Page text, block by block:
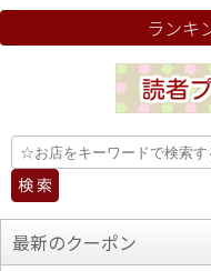
ランキ
最新のクーポン